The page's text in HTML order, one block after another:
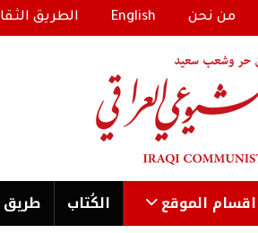
من نحن English الطريق
اقسام الموقع الكُتاب